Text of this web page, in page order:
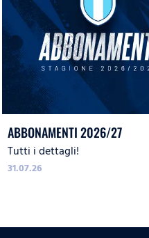
ABBONAMENTI 2026/27
Tutti i dettagli!
31.07.26